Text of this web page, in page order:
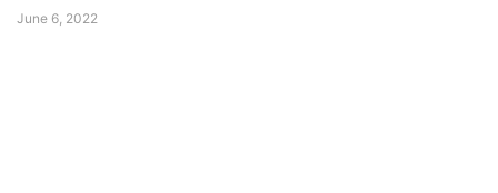
June 6, 2022